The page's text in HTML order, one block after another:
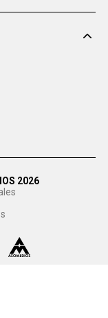
2026